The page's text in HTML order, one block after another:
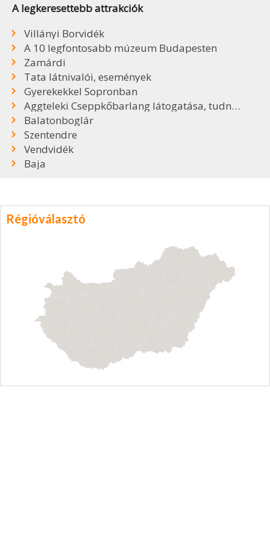
A legkeresettebb attrakciók
Villányi Borvidék
A 10 legfontosabb múzeum Budapesten
Zamárdi
Tata látnivalói, események
Gyerekekkel Sopronban
Aggteleki Cseppkőbarlang látogatása, tudnivalók
Balatonboglár
Szentendre
Vendvidék
Baja
Régióválasztó